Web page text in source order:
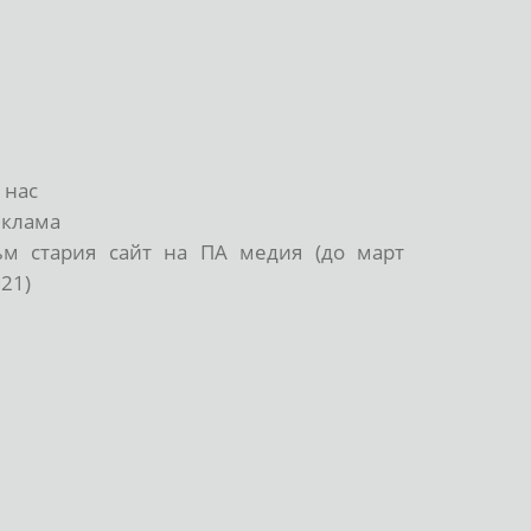
нас
стария сайт на ПА медия (до март